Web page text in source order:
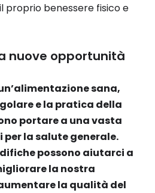
proprio benessere fisico e
nuove opportunità
sana,
e la pratica della
portare a una vasta
la salute generale.
possono aiutarci a
la nostra
la qualità del